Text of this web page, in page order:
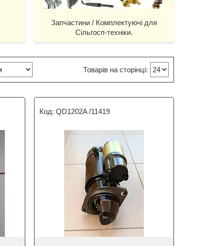
Запчастини / Комплектуючі для
Сільгосп-техніки.
QD1202A /11419